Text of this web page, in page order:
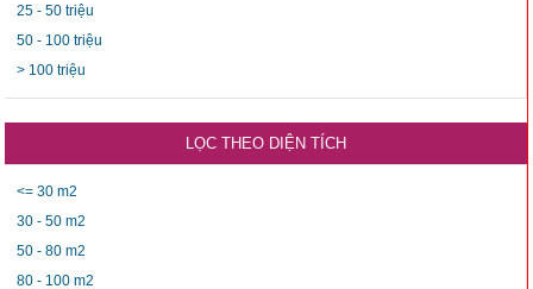
25 - 50 triệu
50 - 100 triệu
> 100 triệu
LỌC THEO DIỆN TÍCH
<= 30 m2
30 - 50 m2
50 - 80 m2
80 - 100 m2